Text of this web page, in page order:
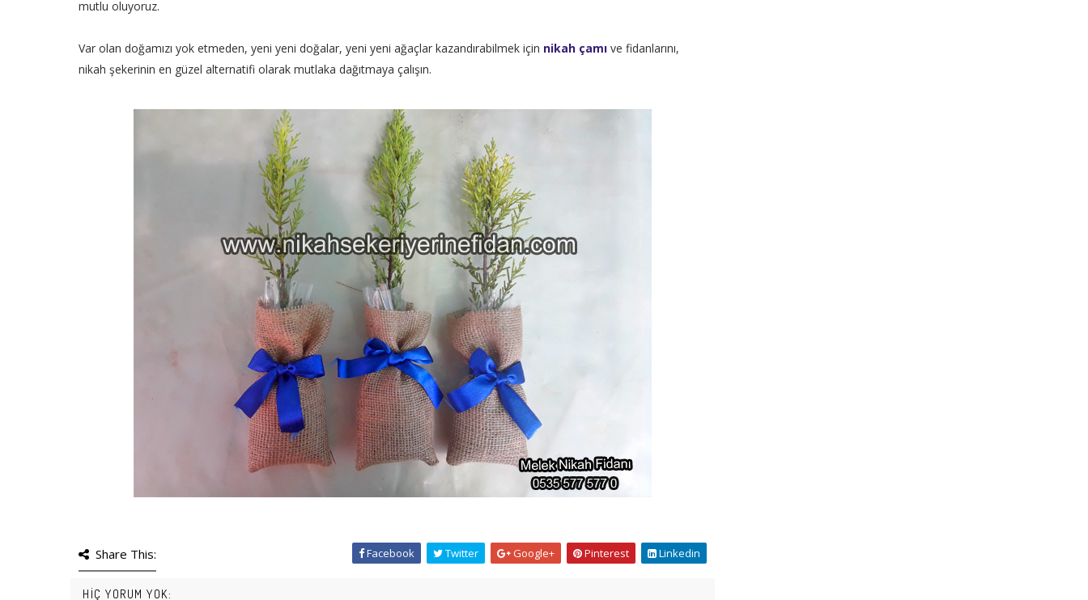
mutlu oluyoruz.
Var olan doğamızı yok etmeden, yeni yeni doğalar, yeni yeni ağaçlar kazandırabilmek için nikah çamı ve fidanlarını,
nikah şekerinin en güzel alternatifi olarak mutlaka dağıtmaya çalışın.
Share This: Facebook Twitter Google+ Pinterest Linkedin
HIÇ YORUM YOK: